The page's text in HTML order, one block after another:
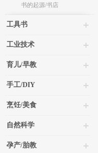
书的起源/书店
工具书
工业技术
育儿/早教
手工/DIY
烹饪/美食
自然科学
孕产/胎教